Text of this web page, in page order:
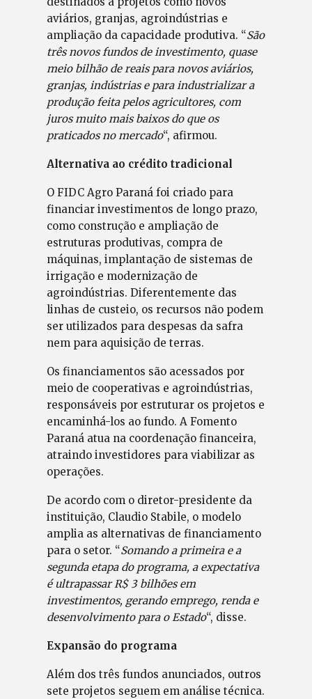
aviários, granjas, agroindústrias e
ampliação da capacidade produtiva. “São
três novos fundos de investimento, quase
meio bilhão de reais para novos aviários,
granjas, indústrias e para industrializar a
produção feita pelos agricultores, com
juros muito mais baixos do que os
praticados no mercado“, afirmou.
Alternativa ao crédito tradicional
O FIDC Agro Paraná foi criado para
financiar investimentos de longo prazo,
como construção e ampliação de
estruturas produtivas, compra de
máquinas, implantação de sistemas de
irrigação e modernização de
agroindústrias. Diferentemente das
linhas de custeio, os recursos não podem
ser utilizados para despesas da safra
nem para aquisição de terras.
Os financiamentos são acessados por
meio de cooperativas e agroindústrias,
responsáveis por estruturar os projetos e
encaminhá-los ao fundo. A Fomento
Paraná atua na coordenação financeira,
atraindo investidores para viabilizar as
operações.
De acordo com o diretor-presidente da
instituição, Claudio Stabile, o modelo
amplia as alternativas de financiamento
para o setor. “Somando a primeira e a
segunda etapa do programa, a expectativa
é ultrapassar R$ 3 bilhões em
investimentos, gerando emprego, renda e
desenvolvimento para o Estado“, disse.
Expansão do programa
Além dos três fundos anunciados, outros
sete projetos seguem em análise técnica.